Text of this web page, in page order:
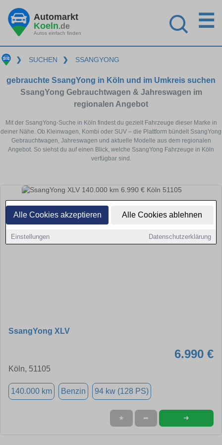
Alle Cookies akzeptieren Alle Cookies ablehnen
Einstellungen Datenschutzerklärung
Automarkt
Koeln.de
Autos einfach finden
☰
❯ SUCHEN ❯ SSANGYONG
gebrauchte SsangYong in Köln und im Umkreis suchen
SsangYong Gebrauchtwagen & Jahreswagen im
regionalen Angebot
Mit der SsangYong-Suche in Köln findest du gezielt Fahrzeuge dieser Marke in
deiner Nähe. Ob Kleinwagen, Kombi oder SUV – die Plattform bündelt SsangYong
Gebrauchtwagen, Jahreswagen und aktuelle Modelle aus dem regionalen
Angebot. So siehst du auf einen Blick, welche SsangYong Fahrzeuge in Köln
verfügbar sind.
SsangYong XLV
6.990 €
Köln, 51105
140.000 km Benzin 94 kw (128 PS)
★ ➦ ➜